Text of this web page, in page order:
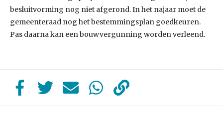
besluitvorming nog niet afgerond. In het najaar moet de
gemeenteraad nog het bestemmingsplan goedkeuren.
Pas daarna kan een bouwvergunning worden verleend.